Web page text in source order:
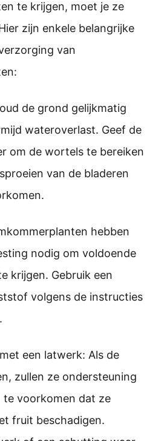
te krijgen, moet je ze
zijn enkele belangrijke
van
de grond gelijkmatig
wateroverlast. Geef de
om de wortels te bereiken
van de bladeren
hebben
nodig om voldoende
krijgen. Gebruik een
volgens de instructies
een latwerk: Als de
zullen ze ondersteuning
te voorkomen dat ze
fruit beschadigen.